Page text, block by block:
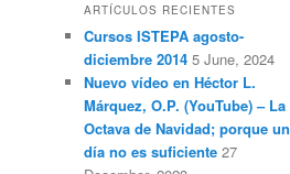
ARTÍCULOS RECIENTES
Cursos ISTEPA agosto-
diciembre 2014 5 June, 2024
Nuevo vídeo en Héctor L.
Márquez, O.P. (YouTube) – La
Octava de Navidad; porque un
día no es suficiente 27